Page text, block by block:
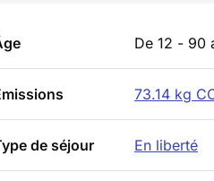
De 12 - 90
73.14 kg
de séjour En liberté